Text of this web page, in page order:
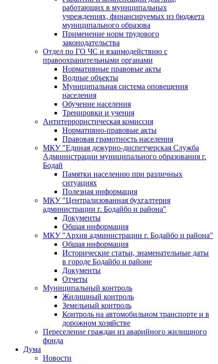
работающих в муниципальных
учреждениях, финансируемых из бюджета
муниципального образова
Применение норм трудового
законодательства
Отдел по ГО ЧС и взаимодействию с
правоохранительными органами
Нормативные правовые акты
Водные объекты
Муниципальная система оповещения
населения
Обучение населения
Тренировки и учения
Антитеррористическая комиссия
Нормативно-правовые акты
Правовая грамотность населения
МКУ "Единая дежурно-диспетчерская Служба
Администрации муниципального образования г.
Бодай
Памятки населению при различных
ситуациях
Полезная информация
МКУ "Централизованная бухгалтерия
администрации г. Бодайбо и района"
Документы
Общая информация
МКУ "Архив администрации г. Бодайбо и района"
Общая информация
Исторические статьи, знаменательные даты
в городе Бодайбо и районе
Документы
Отчеты
Муниципальный контроль
Жилищный контроль
Земельный контроль
Контроль на автомобильном транспорте и в
дорожном хозяйстве
Переселение граждан из аварийного жилищного
фонда
Дума
Новости